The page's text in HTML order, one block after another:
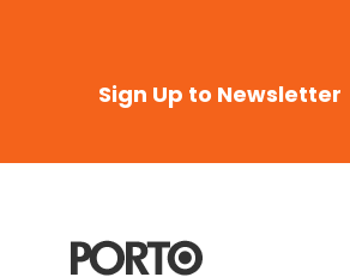
Sign Up to Newsletter